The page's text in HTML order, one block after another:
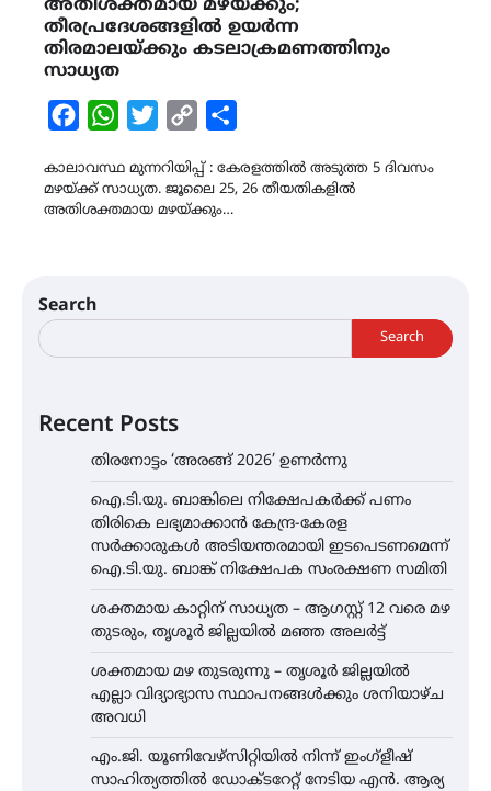
അതിശക്തമായ മഴയ്ക്കും;
തീരപ്രദേശങ്ങളിൽ ഉയർന്ന
തിരമാലയ്ക്കും കടലാക്രമണത്തിനും
സാധ്യത
FacebookWhatsAppTwitterCopy
കാലാവസ്ഥ മുന്നറിയിപ്പ് : കേരളത്തിൽ അടുത്ത 5 ദിവസം
മഴയ്ക്ക് സാധ്യത. ജൂലൈ 25, 26 തീയതികളിൽ
അതിശക്തമായ മഴയ്ക്കും…
Search
Search
Recent Posts
തിരനോട്ടം ‘അരങ്ങ് 2026’ ഉണർന്നു
ഐ.ടി.യു. ബാങ്കിലെ നിക്ഷേപകർക്ക് പണം
തിരികെ ലഭ്യമാക്കാൻ കേന്ദ്ര-കേരള
സർക്കാരുകൾ അടിയന്തരമായി ഇടപെടണമെന്ന്
ഐ.ടി.യു. ബാങ്ക് നിക്ഷേപക സംരക്ഷണ സമിതി
ശക്തമായ കാറ്റിന് സാധ്യത – ആഗസ്റ്റ് 12 വരെ മഴ
തുടരും, തൃശൂർ ജില്ലയിൽ മഞ്ഞ അലർട്ട്
ശക്തമായ മഴ തുടരുന്നു – തൃശൂർ ജില്ലയിൽ
എല്ലാ വിദ്യാഭ്യാസ സ്ഥാപനങ്ങൾക്കും ശനിയാഴ്ച
അവധി
എം.ജി. യൂണിവേഴ്‌സിറ്റിയിൽ നിന്ന് ഇംഗ്ളീഷ്
സാഹിത്യത്തിൽ ഡോക്ടറേറ്റ് നേടിയ എൻ. ആര്യ